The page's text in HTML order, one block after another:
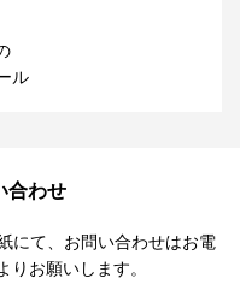
ル
合わせ
にて、お問い合わせはお電
りお願いします。